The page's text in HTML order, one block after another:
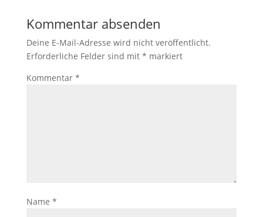
Kommentar absenden
Deine E-Mail-Adresse wird nicht veröffentlicht.
Erforderliche Felder sind mit * markiert
Kommentar *
Name *